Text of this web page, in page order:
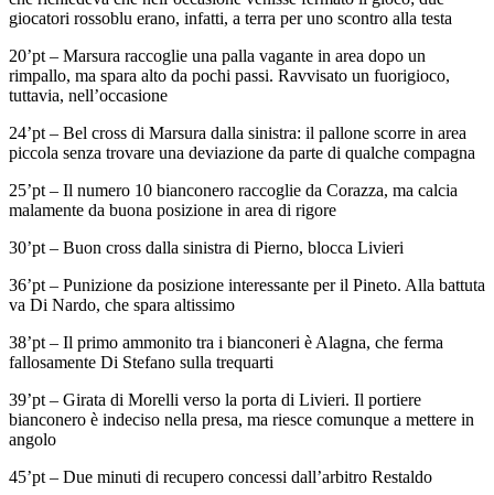
giocatori rossoblu erano, infatti, a terra per uno scontro alla testa
20’pt – Marsura raccoglie una palla vagante in area dopo un
rimpallo, ma spara alto da pochi passi. Ravvisato un fuorigioco,
tuttavia, nell’occasione
24’pt – Bel cross di Marsura dalla sinistra: il pallone scorre in area
piccola senza trovare una deviazione da parte di qualche compagna
25’pt – Il numero 10 bianconero raccoglie da Corazza, ma calcia
malamente da buona posizione in area di rigore
30’pt – Buon cross dalla sinistra di Pierno, blocca Livieri
36’pt – Punizione da posizione interessante per il Pineto. Alla battuta
va Di Nardo, che spara altissimo
38’pt – Il primo ammonito tra i bianconeri è Alagna, che ferma
fallosamente Di Stefano sulla trequarti
39’pt – Girata di Morelli verso la porta di Livieri. Il portiere
bianconero è indeciso nella presa, ma riesce comunque a mettere in
angolo
45’pt – Due minuti di recupero concessi dall’arbitro Restaldo